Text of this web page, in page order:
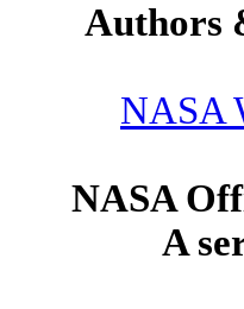
Authors
NASA
NASA
A